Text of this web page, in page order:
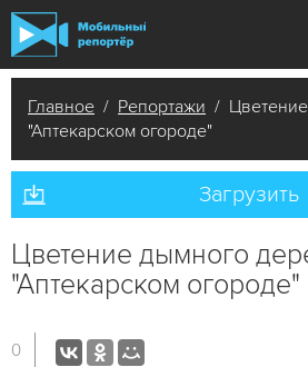
Главное / Репортажи /
"Аптекарском огороде"
Загрузить
Цветение дымного
"Аптекарском огороде"
0